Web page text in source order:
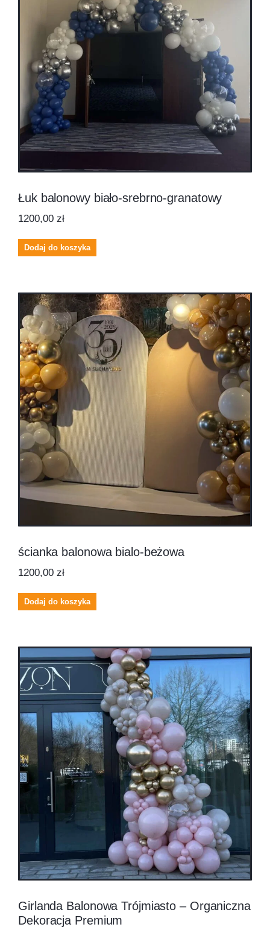
Łuk balonowy biało‑srebrno‑granatowy
1200,00 zł
Dodaj do koszyka
ścianka balonowa bialo-beżowa
1200,00 zł
Dodaj do koszyka
Girlanda Balonowa Trójmiasto – Organiczna
Dekoracja Premium